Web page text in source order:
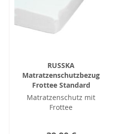
RUSSKA
Matratzenschutzbezug
Frottee Standard
Matratzenschutz mit
Frottee